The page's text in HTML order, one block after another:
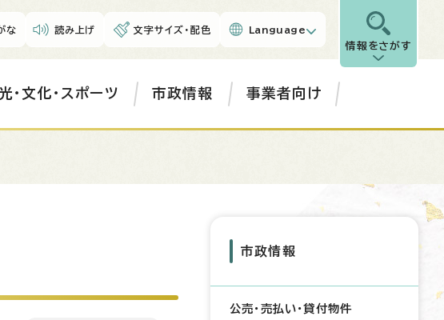
な 読み上げ 文字サイズ・配色 Language
情報をさがす
・文化・スポーツ 市政情報 事業者向け
市政情報
公売・売払い・貸付物件